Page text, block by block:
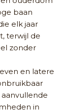
baan
elk jaar
terwijl de
zonder
en latere
in